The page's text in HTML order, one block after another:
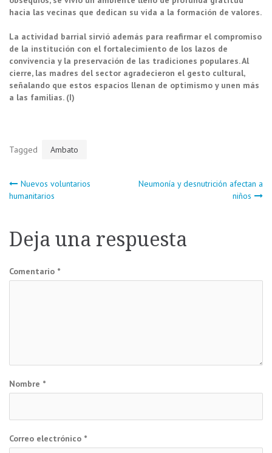
hacia las vecinas que dedican su vida a la formación de valores.
La actividad barrial sirvió además para reafirmar el compromiso
de la institución con el fortalecimiento de los lazos de
convivencia y la preservación de las tradiciones populares. Al
cierre, las madres del sector agradecieron el gesto cultural,
señalando que estos espacios llenan de optimismo y unen más
a las familias. (I)
Tagged Ambato
Navegación
entradas
Nuevos voluntarios
humanitarios
Neumonía y desnutrición afectan a
niños
Deja una respuesta
Comentario *
Nombre *
Correo electrónico *